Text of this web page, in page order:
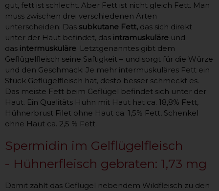
gut, fett ist schlecht. Aber Fett ist nicht gleich Fett. Man
muss zwischen drei verschiedenen Arten
unterscheiden: Das subkutane Fett, das sich direkt
unter der Haut befindet, das intramuskuläre und
das intermuskuläre. Letztgenanntes gibt dem
Geflügelfleisch seine Saftigkeit – und sorgt für die Würze
und den Geschmack: Je mehr intermuskuläres Fett ein
Stück Geflügelfleisch hat, desto besser schmeckt es.
Das meiste Fett beim Geflügel befindet sich unter der
Haut. Ein Qualitäts Huhn mit Haut hat ca. 18,8% Fett,
Hühnerbrust Filet ohne Haut ca. 1,5% Fett, Schenkel
ohne Haut ca. 2,5 % Fett.
Spermidin im Gelflügelfleisch
- Hühnerfleisch gebraten: 1,73 mg
Damit zählt das Geflügel nebendem Wildfleisch zu den